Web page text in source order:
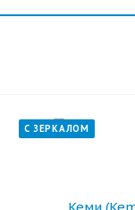
С ЗЕРКАЛОМ